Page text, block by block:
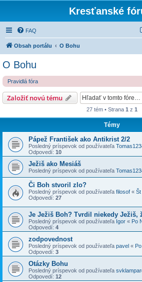
Kresťanské
FAQ
Obsah portálu O Bohu
O Bohu
Pravidlá fóra
Založiť novú tému
27 tém • Strana 1 z 1
Témy
Pápež František ako Antikrist 2/2
Posledný príspevok od používateľa
Odpovedí: 10
Ježiš ako Mesiáš
Posledný príspevok od používateľa
Či Boh stvoril zlo?
Posledný príspevok od používateľa filosof « Št
Odpovedí: 27
Je Ježiš Boh? Tvrdil niekedy Ježiš,
Posledný príspevok od používateľa Igor « Po
Odpovedí: 4
zodpovednost
Posledný príspevok od používateľa pavel «
Odpovedí: 3
Otázky Bohu
Posledný príspevok od používateľa
Odpovedí: 12